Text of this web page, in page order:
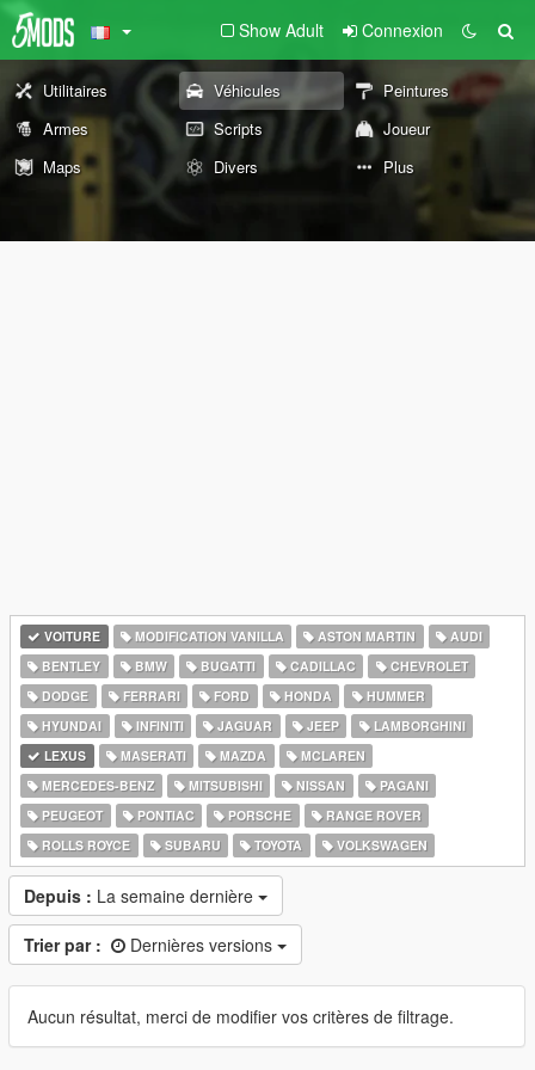
Show Adult Connexion
Utilitaires Véhicules
Peintures
Armes
Scripts
Joueur
Maps
Divers Plus
VOITURE MODIFICATION VANILLA ASTON MARTIN
AUDI
BENTLEY
BMW BUGATTI CADILLAC
CHEVROLET
DODGE
FERRARI FORD HONDA
HUMMER
HYUNDAI
INFINITI JAGUAR JEEP
LAMBORGHINI
LEXUS
MASERATI MAZDA
MCLAREN
MERCEDES-BENZ
MITSUBISHI NISSAN
PAGANI
PEUGEOT
PONTIAC PORSCHE
RANGE ROVER
ROLLS ROYCE
SUBARU TOYOTA VOLKSWAGEN
Depuis : La semaine dernière
Trier par : Dernières versions
Aucun résultat, merci de modifier vos critères de filtrage.